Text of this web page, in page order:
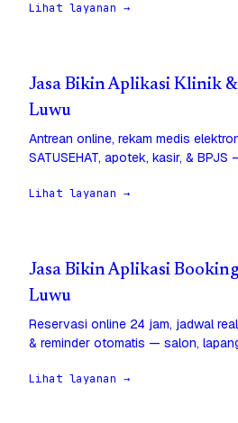
Lihat layanan →
Jasa Bikin Aplikasi Klinik
Luwu
Antrean online, rekam medis
SATUSEHAT, apotek, kasir, &
Lihat layanan →
Jasa Bikin Aplikasi
Luwu
Reservasi online 24 jam, jadwal
& reminder otomatis — salon,
Lihat layanan →